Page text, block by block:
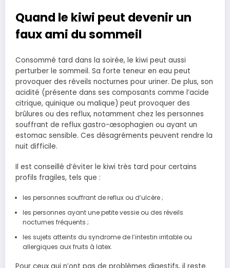
Quand le kiwi peut devenir un
faux ami du sommeil
Consommé tard dans la soirée, le kiwi peut aussi
perturber le sommeil. Sa forte teneur en eau peut
provoquer des réveils nocturnes pour uriner. De plus, son
acidité (présente dans ses composants comme l’acide
citrique, quinique ou malique) peut provoquer des
brûlures ou des reflux, notamment chez les personnes
souffrant de reflux gastro-œsophagien ou ayant un
estomac sensible. Ces désagréments peuvent rendre la
nuit difficile.
Il est conseillé d’éviter le kiwi très tard pour certains
profils fragiles, tels que :
les personnes souffrant de reflux ou d’ulcère ;
les personnes ayant une petite vessie ou des réveils
nocturnes fréquents ;
les sujets atteints du syndrome de l’intestin irritable ou
allergiques aux fruits à latex.